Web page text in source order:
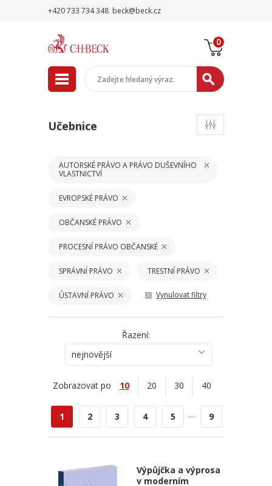
+420 733 734 348 beck@beck.cz
0
Učebnice
AUTORSKÉ PRÁVO A PRÁVO DUŠEVNÍHO
VLASTNICTVÍ
EVROPSKÉ PRÁVO
OBČANSKÉ PRÁVO
PROCESNÍ PRÁVO OBČANSKÉ
SPRÁVNÍ PRÁVO TRESTNÍ PRÁVO
ÚSTAVNÍ PRÁVO Vynulovat filtry
Řazení:
nejnovější
Zobrazovat po 10 20 30 40
1 2 3 4 5 ... 9
Výpůjčka a výprosa
v moderním